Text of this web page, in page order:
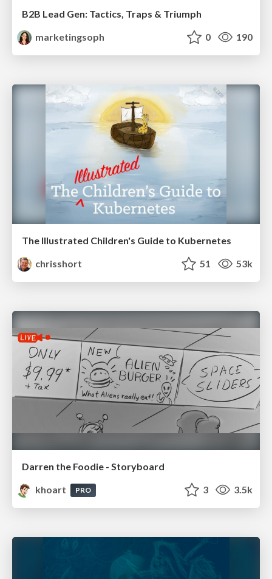
B2B Lead Gen: Tactics, Traps & Triumph
marketingsoph
0 190
The Illustrated Children's Guide to Kubernetes
chrisshort
51 53k
Darren the Foodie - Storyboard
khoart
PRO 3 3.5k